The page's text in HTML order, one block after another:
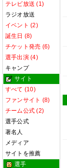
テレビ放送 (1)
ラジオ放送
イベント (2)
誕生日 (8)
チケット発売 (6)
選手出演 (4)
キャンプ
サイト
すべて (10)
ファンサイト (8)
チーム公式 (2)
選手公式
著名人
メディア
サイトを推薦
選手